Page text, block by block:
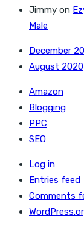
Jimmy on
Male
December
August 2020
Amazon
Blogging
PPC
SEO
Log in
Entries feed
Comments